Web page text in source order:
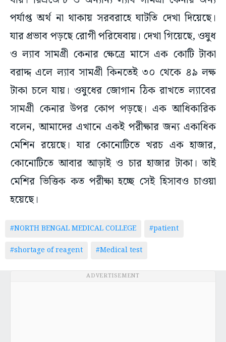
পর্যাপ্ত অর্থ না থাকায় সরবরাহে ঘাটতি দেখা দিয়েছে।
যার প্রভাব পড়ছে রোগী পরিষেবায়। দেখা গিয়েছে, ওষুধ
ও ল্যাব সামগ্রী কেনার ক্ষেত্রে মাসে এক কোটি টাকা
বরাদ্দ এলে ল্যাব সামগ্রী কিনতেই ৩০ থেকে ৪৯ লক্ষ
টাকা চলে যায়। ওষুধের জোগান ঠিক রাখতে ল্যাবের
সামগ্রী কেনার উপর কোপ পড়ছে। এক আধিকারিক
বলেন, আমাদের এখানে একই পরীক্ষার জন্য একাধিক
মেশিন রয়েছে। যার কোনোটিতে খরচ এক হাজার,
কোনোটিতে আবার আড়াই ও চার হাজার টাকা। তাই
মেশির ভিত্তিক কত পরীক্ষা হচ্ছে সেই হিসাবও চাওয়া
হয়েছে।
#NORTH BENGAL MEDICAL COLLEGE
#patient
#shortage of reagent
#Medical test
ADVERTISEMENT